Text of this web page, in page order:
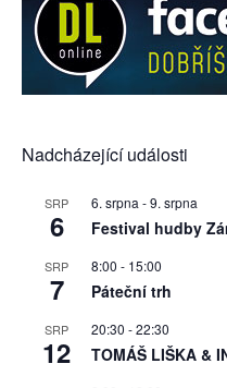
Nadcházející události
SRP
6
6. srpna -9. srpna
Festival hudby
SRP
7
8:00 - 15:00
Páteční trh
SRP
12
20:30 -22:30
TOMÁŠ LIŠKA &